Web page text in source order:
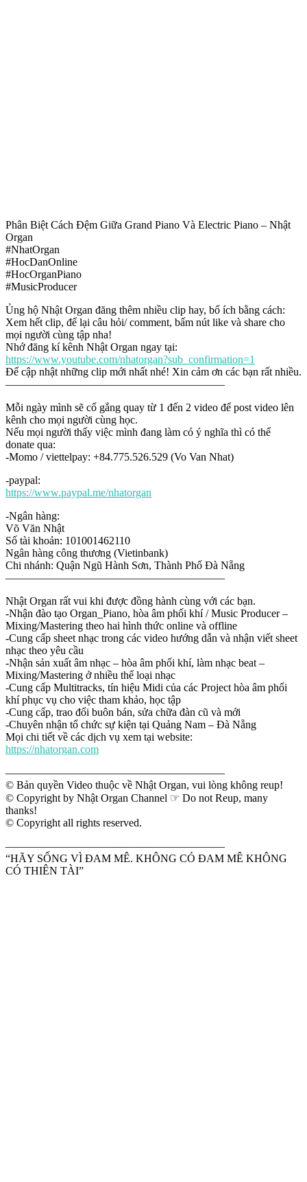
Phân Biệt Cách Đệm Giữa Grand Piano Và Electric Piano – Nhật
Organ
#NhatOrgan
#HocDanOnline
#HocOrganPiano
#MusicProducer
Ủng hộ Nhật Organ đăng thêm nhiều clip hay, bổ ích bằng cách:
Xem hết clip, để lại câu hỏi/ comment, bấm nút like và share cho
mọi người cùng tập nha!
Nhớ đăng kí kênh Nhật Organ ngay tại:
https://www.youtube.com/nhatorgan?sub_confirmation=1
Để cập nhật những clip mới nhất nhé! Xin cảm ơn các bạn rất nhiều.
————————————————————
Mỗi ngày mình sẽ cố gắng quay từ 1 đến 2 video để post video lên
kênh cho mọi người cùng học.
Nếu mọi người thấy việc mình đang làm có ý nghĩa thì có thể
donate qua:
-Momo / viettelpay: +84.775.526.529 (Vo Van Nhat)
-paypal:
https://www.paypal.me/nhatorgan
-Ngân hàng:
Võ Văn Nhật
Số tài khoản: 101001462110
Ngân hàng công thương (Vietinbank)
Chi nhánh: Quận Ngũ Hành Sơn, Thành Phố Đà Nẵng
————————————————————
Nhật Organ rất vui khi được đồng hành cùng với các bạn.
-Nhận đào tạo Organ_Piano, hòa âm phối khí / Music Producer –
Mixing/Mastering theo hai hình thức online và offline
-Cung cấp sheet nhạc trong các video hướng dẫn và nhận viết sheet
nhạc theo yêu cầu
-Nhận sản xuất âm nhạc – hòa âm phối khí, làm nhạc beat –
Mixing/Mastering ở nhiều thể loại nhạc
-Cung cấp Multitracks, tín hiệu Midi của các Project hòa âm phối
khí phục vụ cho việc tham khảo, học tập
-Cung cấp, trao đổi buôn bán, sửa chữa đàn cũ và mới
-Chuyên nhận tổ chức sự kiện tại Quảng Nam – Đà Nẵng
Mọi chi tiết về các dịch vụ xem tại website:
https://nhatorgan.com
————————————————————
© Bản quyền Video thuộc về Nhật Organ, vui lòng không reup!
© Copyright by Nhật Organ Channel ☞ Do not Reup, many
thanks!
© Copyright all rights reserved.
————————————————————
“HÃY SỐNG VÌ ĐAM MÊ. KHÔNG CÓ ĐAM MÊ KHÔNG
CÓ THIÊN TÀI”